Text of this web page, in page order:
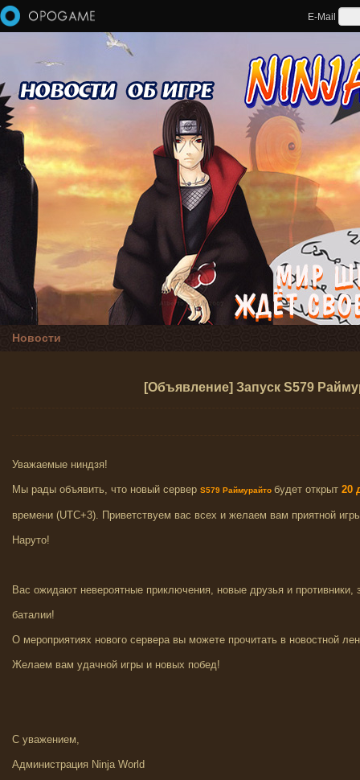
Перейти к основному содержанию
E-Mail
Новости
[Объявление] Запуск S579
Уважаемые ниндзя!
Мы рады объявить, что новый сервер S579 Раймурайто будет открыт 20
времени (UTC+3). Приветствуем вас всех и желаем вам приятной
Наруто!
Вас ожидают невероятные приключения, новые друзья и
баталии!
О мероприятиях нового сервера вы можете прочитать в новостной
Желаем вам удачной игры и новых побед!
С уважением,
Администрация Ninja World